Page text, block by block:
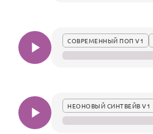
СОВРЕМЕННЫЙ ПОП V1
НЕОНОВЫЙ СИНТВЕЙВ V1